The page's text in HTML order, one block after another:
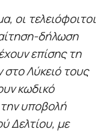
οι τελειόφοιτοι
δήλωση
επίσης τη
Λύκειό τους
κωδικό
υποβολή
Δελτίου, με